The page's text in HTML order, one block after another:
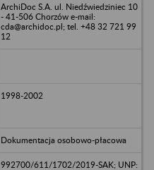
ArchiDoc S.A. ul. Niedźwiedziniec 10
- 41-506 Chorzów e-mail:
cda@archidoc.pl; tel. +48 32 721 99
12
1998-2002
Dokumentacja osobowo-płacowa
992700/611/1702/2019-SAK; UNP: